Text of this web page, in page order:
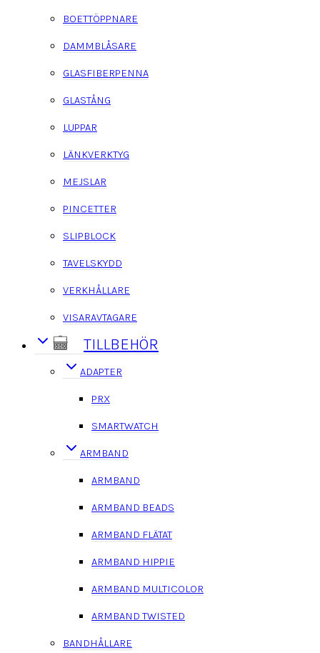
BOETTÖPPNARE
DAMMBLÅSARE
GLASFIBERPENNA
GLASTÅNG
LUPPAR
LÄNKVERKTYG
MEJSLAR
PINCETTER
SLIPBLOCK
TAVELSKYDD
VERKHÅLLARE
VISARAVTAGARE
TILLBEHÖR
ADAPTER
PRX
SMARTWATCH
ARMBAND
ARMBAND
ARMBAND BEADS
ARMBAND FLÄTAT
ARMBAND HIPPIE
ARMBAND MULTICOLOR
ARMBAND TWISTED
BANDHÅLLARE